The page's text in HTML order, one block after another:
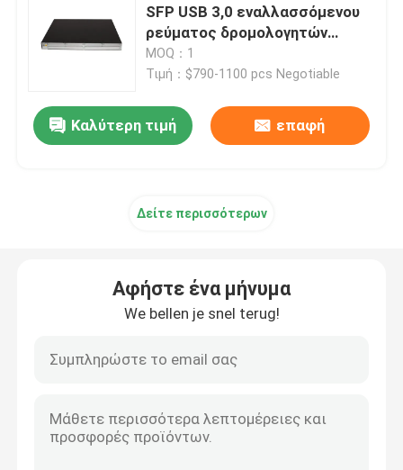
Κεντρικός υπολογιστής τήξης Huawei
Κεντρικός υπολογιστής της Dell Poweredge
Διακόπτες Datacom
Εσωτερικός σκληρός δίσκος SSD
SFP USB 3,0 εναλλασσόμενου
ρεύματος δρομολογητών
NetEngine AR6100 Huawei Wifi
MOQ：1
Τιμή：$790-1100 pcs Negotiable
Καλύτερη τιμή επαφή
Δείτε περισσότερων
Αφήστε ένα μήνυμα
We bellen je snel terug!